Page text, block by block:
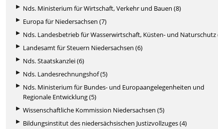
Nds. Ministerium für Wirtschaft, Verkehr und Bauen (8)
Europa für Niedersachsen (7)
Nds. Landesbetrieb für Wasserwirtschaft, Küsten- und Naturschutz
Landesamt für Steuern Niedersachsen (6)
Nds. Staatskanzlei (6)
Nds. Landesrechnungshof (5)
Nds. Ministerium für Bundes- und Europaangelegenheiten und
Regionale Entwicklung (5)
Wissenschaftliche Kommission Niedersachsen (5)
Bildungsinstitut des niedersächsischen Justizvollzuges (4)